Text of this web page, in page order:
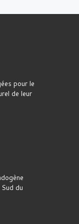
pour le
de leur
du